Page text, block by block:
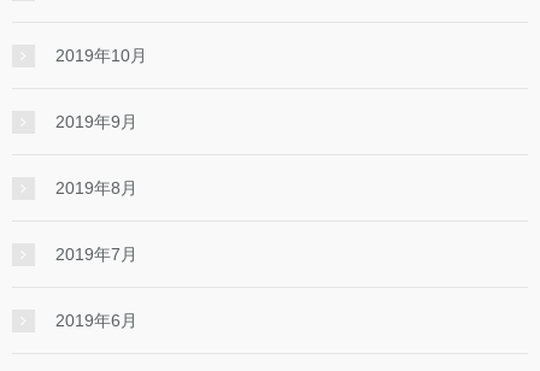
2019年10月
2019年9月
2019年8月
2019年7月
2019年6月